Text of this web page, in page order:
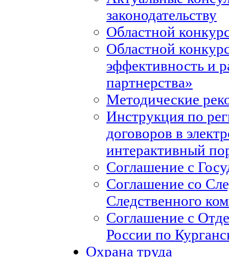
законодательству
Областной
Областной
эффективность и
партнерства»
Методические
Инструкция по
договоров в
интерактивный
Соглашение с
Соглашение со
Следственного
Соглашение с
России по
Охрана труда